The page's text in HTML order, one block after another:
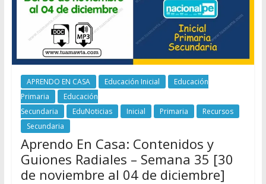
APRENDO EN CASA Educación Inicial
Educación
Primaria
Educación
Secundaria
EduNoticias Inicial Primaria
Recursos
Secundaria
Aprendo En Casa: Contenidos y
Guiones Radiales – Semana 35 [30
de noviembre al 04 de diciembre]